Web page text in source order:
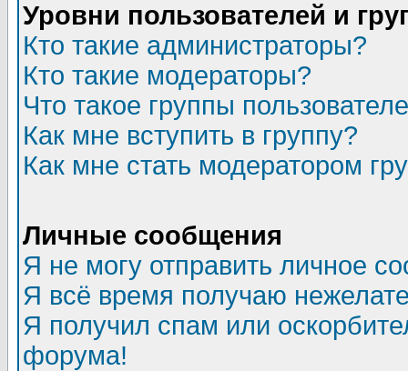
Уровни пользователей и
Кто такие администраторы?
Кто такие модераторы?
Что такое группы
Как мне вступить в группу?
Как мне стать модератором
Личные сообщения
Я не могу отправить личное
Я всё время получаю
Я получил спам или
форума!